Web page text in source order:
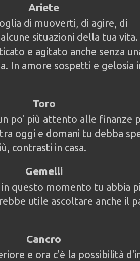
Ariete
di muoverti, di agire, di
situazioni della tua vita.
e agitato anche senza
In amore sospetti e gelosia
Toro
po' più attento alle finanze
oggi e domani tu debba
contrasti in casa.
Gemelli
in questo momento tu abbia
utile ascoltare anche il
Cancro
e ora c'è la possibilità